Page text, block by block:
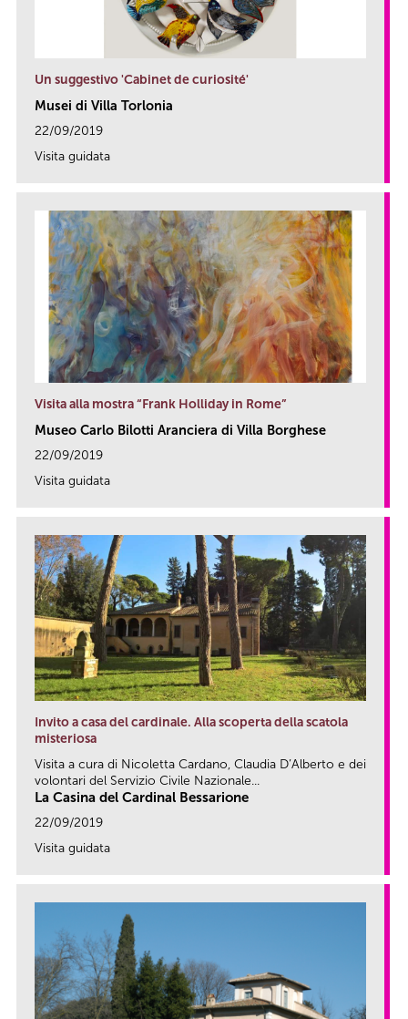
Un suggestivo 'Cabinet de curiosité'
Musei di Villa Torlonia
22/09/2019
Visita guidata
Visita alla mostra “Frank Holliday in Rome”
Museo Carlo Bilotti Aranciera di Villa Borghese
22/09/2019
Visita guidata
Invito a casa del cardinale. Alla scoperta della scatola
misteriosa
Visita a cura di Nicoletta Cardano, Claudia D’Alberto e dei
volontari del Servizio Civile Nazionale...
La Casina del Cardinal Bessarione
22/09/2019
Visita guidata